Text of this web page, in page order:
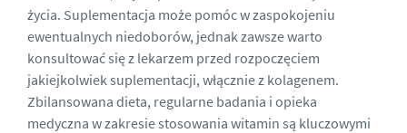
życia. Suplementacja może pomóc w zaspokojeniu
ewentualnych niedoborów, jednak zawsze warto
konsultować się z lekarzem przed rozpoczęciem
jakiejkolwiek suplementacji, włącznie z kolagenem.
Zbilansowana dieta, regularne badania i opieka
medyczna w zakresie stosowania witamin są kluczowymi